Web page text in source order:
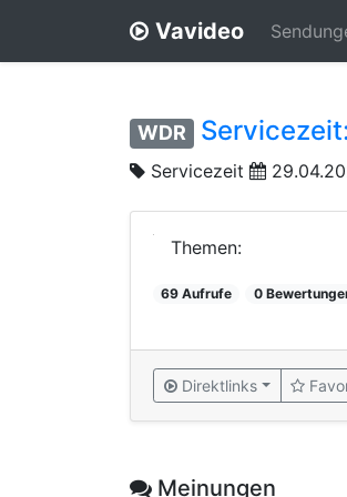
Vavideo
WDR
Servicezeit
Themen:
69 Aufrufe 0
Direktlinks
Meinungen